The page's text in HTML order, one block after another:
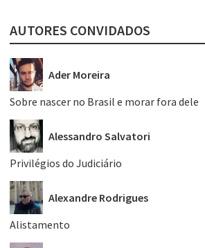
AUTORES CONVIDADOS
Ader Moreira
Sobre nascer no Brasil e morar fora dele
Alessandro Salvatori
Privilégios do Judiciário
Alexandre Rodrigues
Alistamento